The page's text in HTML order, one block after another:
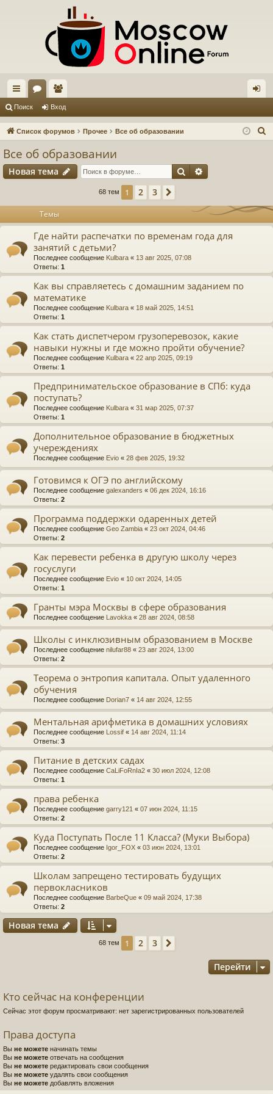
с
ы ум
ол
ьз
ат
ел
д
Поиск Вход
Список форумов Прочее Все об образовании
Все об образовании
Новая тема Поиск
68 тем 1 2 3
Темы
Где найти распечатки по временам года для
занятий с детьми?
Последнее сообщение Kulbara « 13 авг 2025, 07:08
Ответы: 1
Как вы справляетесь с домашним заданием по
математике
Последнее сообщение Kulbara « 18 май 2025, 14:51
Ответы: 1
Как стать диспетчером грузоперевозок, какие
навыки нужны и где можно пройти обучение?
Последнее сообщение Kulbara « 22 апр 2025, 09:19
Ответы: 1
Предпринимательское образование в СПб: куда
поступать?
Последнее сообщение Kulbara « 31 мар 2025, 07:37
Ответы: 1
Дополнительное образование в бюджетных
учереждениях
Последнее сообщение Evio « 28 фев 2025, 19:32
Готовимся к ОГЭ по английскому
Последнее сообщение galexanders « 06 дек 2024, 16:16
Ответы: 2
Программа поддержки одаренных детей
Последнее сообщение Geo Zambia « 23 окт 2024, 04:46
Ответы: 2
Как перевести ребенка в другую школу через
госуслуги
Последнее сообщение Evio « 10 окт 2024, 14:05
Ответы: 1
Гранты мэра Москвы в сфере образования
Последнее сообщение Lavokka « 28 авг 2024, 08:58
Школы с инклюзивным образованием в Москве
Последнее сообщение nilufar88 « 23 авг 2024, 13:00
Ответы: 2
Теорема о энтропия капитала. Опыт удаленного
обучения
Последнее сообщение Dorian7 « 14 авг 2024, 12:55
Ментальная арифметика в домашних условиях
Последнее сообщение Lossif « 14 авг 2024, 11:14
Ответы: 3
Питание в детских садах
Последнее сообщение CaLiFoRnIa2 « 30 июл 2024, 12:08
Ответы: 1
права ребенка
Последнее сообщение garry121 « 07 июн 2024, 11:15
Ответы: 2
Куда Поступать После 11 Класса? (Муки Выбора)
Последнее сообщение Igor_FOX « 03 июн 2024, 13:01
Ответы: 2
Школам запрещено тестировать будущих
первокласников
Последнее сообщение BarbeQue « 09 май 2024, 17:38
Ответы: 2
Новая тема
68 тем 1 2 3
Перейти
Кто сейчас на конференции
Сейчас этот форум просматривают: нет зарегистрированных пользователей
Права доступа
Вы не можете начинать темы
Вы не можете отвечать на сообщения
Вы не можете редактировать свои сообщения
Вы не можете удалять свои сообщения
Вы не можете добавлять вложения